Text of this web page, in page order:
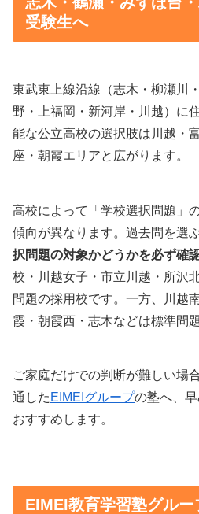
受験生へ
東武東上線沿線（志木・柳瀬川
野・上福岡・新河岸・川越）に
能な公立高校の選択肢は川越・
座・朝霞エリアと広がります。
高校によって「学校選択問題」
傾向が異なります。過去問を選
択問題の対象かどうかを必ず確
校・川越女子・市立川越・所沢
問題の採用校です。一方、川越
霞・朝霞西・志木などは標準問
ご家庭だけでの判断が難しい場
通した EIMEIグループの塾へ、
おすすめします。
EIMEI教育学習塾グルー